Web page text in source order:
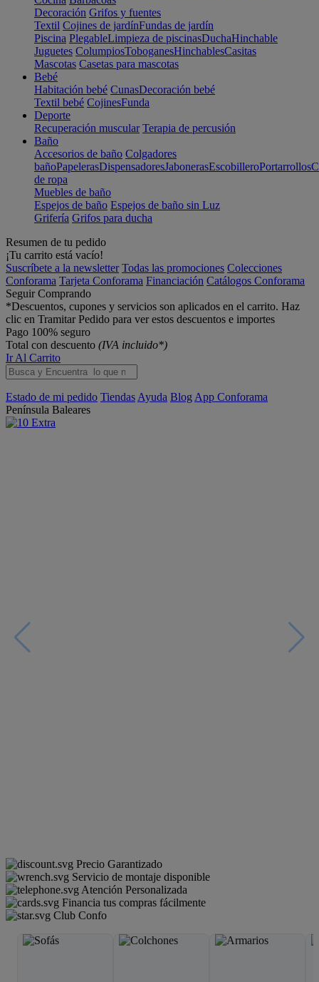
Decoración Grifos y fuentes
Textil Cojines de jardínFundas de jardín
Piscina PlegableLimpieza de piscinasDuchaHinchable
Juguetes ColumpiosToboganesHinchablesCasitas
Mascotas Casetas para mascotas
Bebé
Habitación bebé CunasDecoración bebé
Textil bebé CojinesFunda
Deporte
Recuperación muscular Terapia de percusión
Baño
Accesorios de baño Colgadores
bañoPapelerasDispensadoresJabonerasEscobilleroPortarrollos
de ropa
Muebles de baño
Espejos de baño Espejos de baño sin Luz
Grifería Grifos para ducha
Resumen de tu pedido
¡Tu carrito está vacío!
Suscríbete a la newsletter Todas las promociones Colecciones
Conforama Tarjeta Conforama Financiación Catálogos Conforama
Seguir Comprando
*Descuentos, cupones y servicios son aplicados en el carrito. Haz
clic en Tramitar Pedido para ver estos descuentos e importes
Pago 100% seguro
Total con descuento (IVA incluido*)
Ir Al Carrito
Estado de mi pedido Tiendas Ayuda Blog App Conforama
Península Baleares
Precio Garantizado
Servicio de montaje disponible
Atención Personalizada
Financia tus compras fácilmente
Club Confo